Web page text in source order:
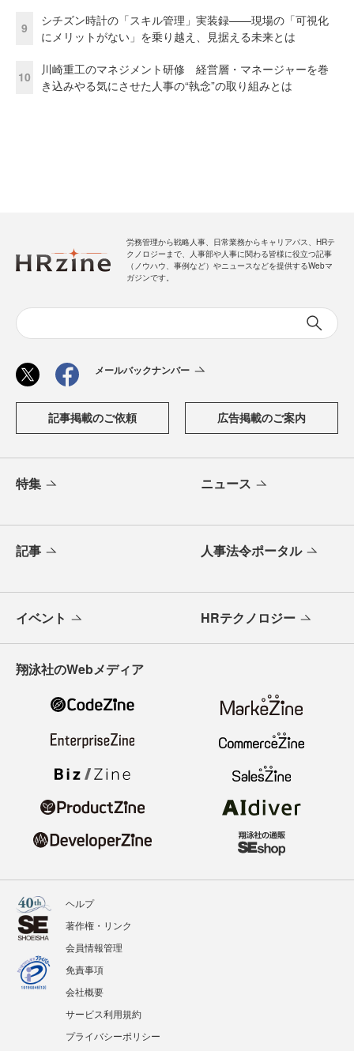
9
シチズン時計の「スキル管理」実装録——現場の「可視化
にメリットがない」を乗り越え、見据える未来とは
10
川崎重工のマネジメント研修 経営層・マネージャーを巻
き込みやる気にさせた人事の“執念”の取り組みとは
労務管理から戦略人事、日常業務からキャリアパス、HRテ
クノロジーまで、人事部や人事に関わる皆様に役立つ記事
（ノウハウ、事例など）やニュースなどを提供するWebマ
ガジンです。
メールバックナンバー
記事掲載のご依頼 広告掲載のご案内
特集 ニュース
記事 人事法令ポータル
イベント HRテクノロジー
翔泳社のWebメディア
ヘルプ
著作権・リンク
会員情報管理
免責事項
会社概要
サービス利用規約
プライバシーポリシー